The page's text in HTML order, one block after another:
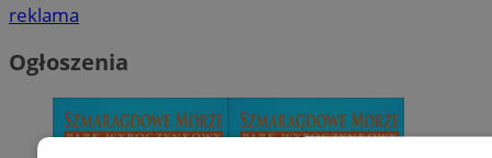
reklama
Ogłoszenia